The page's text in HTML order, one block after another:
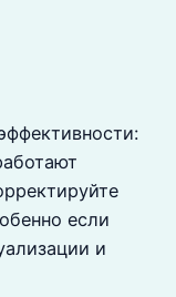
если
и